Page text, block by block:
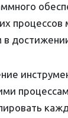
процессов